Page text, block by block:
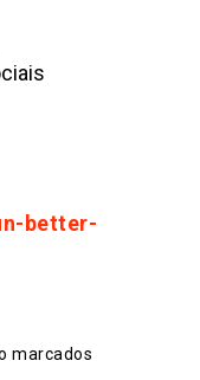
better-
marcados